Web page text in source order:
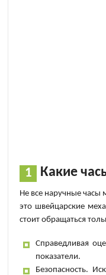
Какие
Не все наручные часы
это швейцарские
стоит обращаться
Справедливая
показатели.
Безопасность.